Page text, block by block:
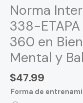
Norma
338-ETAPA
360 en
Mental y
$47.99
Forma de
Salud
Mental
y
Balance
Vida-
Trabajo
cantidad